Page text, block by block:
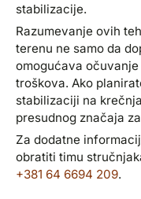
stabilizacije.
Razumevanje ovih
terenu ne samo da
omogućava
troškova. Ako
stabilizaciji na
presudnog značaja
Za dodatne
obratiti timu
+381 64 6694 209.